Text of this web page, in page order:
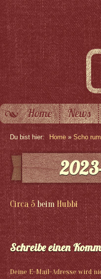
Home News
Du bist hier: Home » Scho
Circa 5beimHubbi
Schreibe einen
Deine E-Mail-Adresse wird